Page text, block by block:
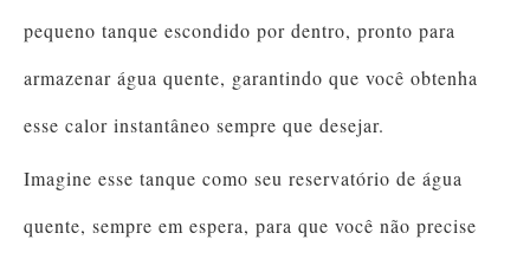
pequeno tanque escondido por dentro, pronto para
armazenar água quente, garantindo que você obtenha
esse calor instantâneo sempre que desejar.
Imagine esse tanque como seu reservatório de água
quente, sempre em espera, para que você não precise